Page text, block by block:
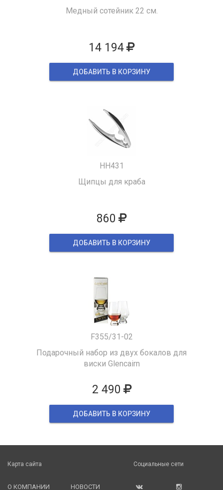
Медный сотейник 22 см.
14 194
ДОБАВИТЬ В КОРЗИНУ
HH431
Щипцы для краба
860
ДОБАВИТЬ В КОРЗИНУ
F355/31-02
Подарочный набор из двух бокалов для
виски Glencairn
2 490
ДОБАВИТЬ В КОРЗИНУ
Карта сайта
О КОМПАНИИ НОВОСТИ
Социальные сети